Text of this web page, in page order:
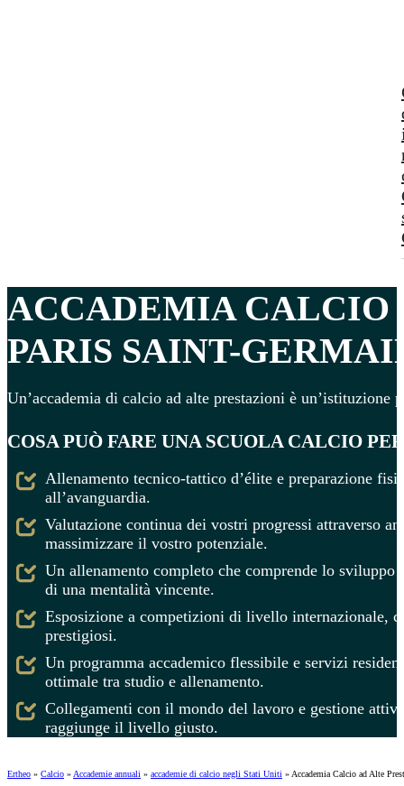
ACCADEMIA CALCIO
PARIS SAINT-
Un’accademia di calcio ad alte prestazioni è
COSA PUÒ FARE UNA SCUOLA CALCIO
Allenamento tecnico-tattico d’élite e preparazione
all’avanguardia.
Valutazione continua dei vostri progressi attraverso
massimizzare il vostro potenziale.
Un allenamento completo che comprende lo
di una mentalità vincente.
Esposizione a competizioni di livello internazionale,
prestigiosi.
Un programma accademico flessibile e servizi
ottimale tra studio e allenamento.
Collegamenti con il mondo del lavoro e gestione
raggiunge il livello giusto.
Ertheo » Calcio » Accademie annuali » accademie di calcio negli Stati Uniti » Accademia Calcio ad Alte